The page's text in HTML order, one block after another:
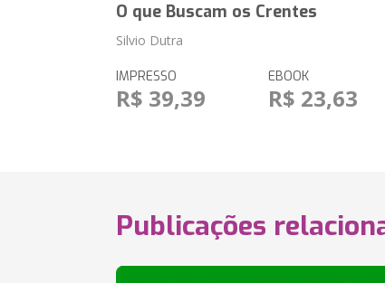
O que Buscam os Crentes
Silvio Dutra
IMPRESSO
R$ 39,39
EBOOK
R$ 23,63
Publicações